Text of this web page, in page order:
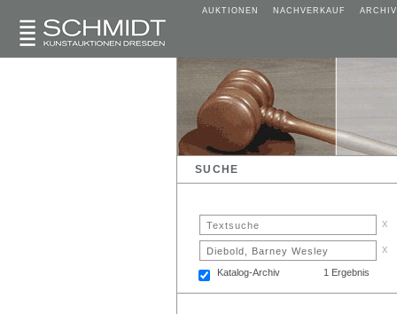
AUKTIONEN NACHVERKAUF ARCHIV
SUCHE
x
x
Katalog-Archiv 1 Ergebnis